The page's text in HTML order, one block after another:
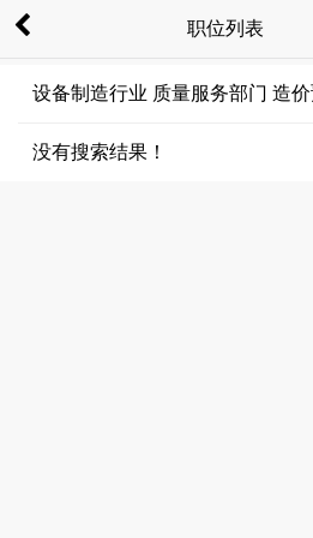
职位列表
设备制造行业 质量服务部门 造
没有搜索结果！